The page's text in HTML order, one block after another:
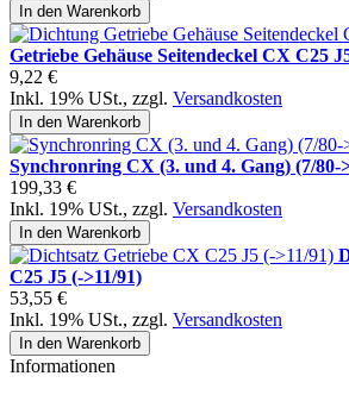
In den Warenkorb
Getriebe Gehäuse Seitendeckel CX C25
9,22 €
Inkl. 19% USt., zzgl. Versandkosten
In den Warenkorb
Synchronring CX (3. und 4. Gang) (7/80-
199,33 €
Inkl. 19% USt., zzgl. Versandkosten
In den Warenkorb
C25 J5 (->11/91)
53,55 €
Inkl. 19% USt., zzgl. Versandkosten
In den Warenkorb
Informationen